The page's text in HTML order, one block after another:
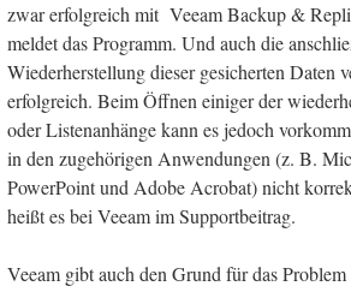
zwar erfolgreich mit Veeam Backup &
meldet das Programm. Und auch die
Wiederherstellung dieser gesicherten Daten
erfolgreich. Beim Öffnen einiger der
oder Listenanhänge kann es jedoch
in den zugehörigen Anwendungen (z. B.
PowerPoint und Adobe Acrobat) nicht
heißt es bei Veeam im Supportbeitrag.
Veeam gibt auch den Grund für das